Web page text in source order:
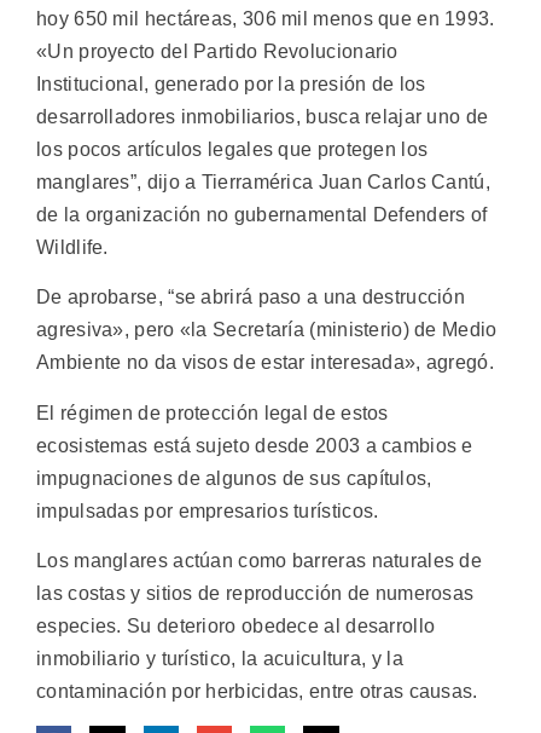
hoy 650 mil hectáreas, 306 mil menos que en 1993.
«Un proyecto del Partido Revolucionario
Institucional, generado por la presión de los
desarrolladores inmobiliarios, busca relajar uno de
los pocos artículos legales que protegen los
manglares”, dijo a Tierramérica Juan Carlos Cantú,
de la organización no gubernamental Defenders of
Wildlife.
De aprobarse, “se abrirá paso a una destrucción
agresiva», pero «la Secretaría (ministerio) de Medio
Ambiente no da visos de estar interesada», agregó.
El régimen de protección legal de estos
ecosistemas está sujeto desde 2003 a cambios e
impugnaciones de algunos de sus capítulos,
impulsadas por empresarios turísticos.
Los manglares actúan como barreras naturales de
las costas y sitios de reproducción de numerosas
especies. Su deterioro obedece al desarrollo
inmobiliario y turístico, la acuicultura, y la
contaminación por herbicidas, entre otras causas.